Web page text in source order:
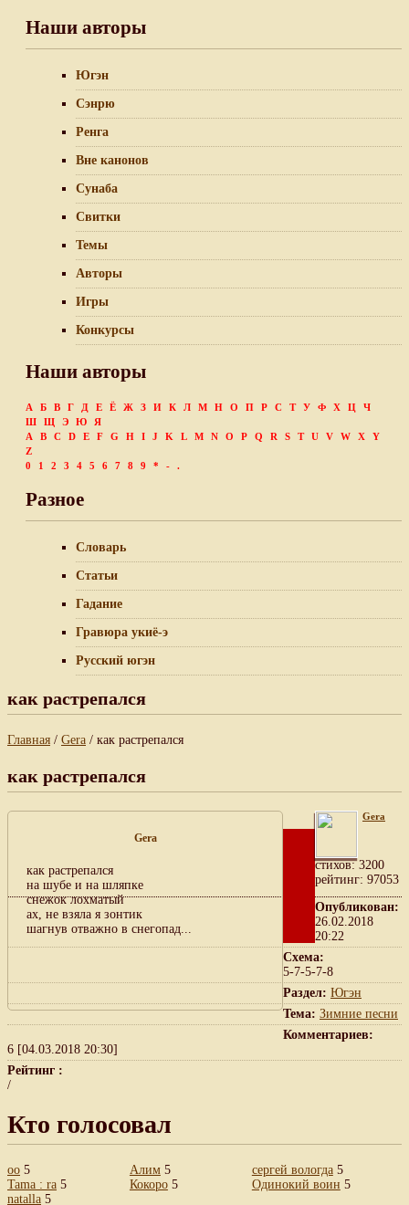
Наши авторы
Югэн
Сэнрю
Ренга
Вне канонов
Сунаба
Свитки
Темы
Авторы
Игры
Конкурсы
Наши авторы
А Б В Г Д Е Ё Ж З И К Л М Н О П Р С Т У Ф Х Ц
Ч
Ш
Щ Э Ю
Я
A
B C D E F G H I J K L M N O P Q R S T U V W X
Y
Z
0
1 2 3 4 5 6 7 8 9 * - .
Разное
Словарь
Статьи
Гадание
Гравюра укиё-э
Русский югэн
как растрепался
Главная / Gera / как растрепался
как растрепался
Gera
как растрепался
на шубе и на шляпке
снежок лохматый
ах, не взяла я зонтик
шагнув отважно в снегопад...
Gera
cтихов: 3200
рейтинг: 97053
Опубликован:
26.02.2018
20:22
Схема:
5-7-5-7-8
Раздел: Югэн
Тема: Зимние песни
Комментариев:
6 [04.03.2018 20:30]
Рейтинг :
/
Кто голосовал
оо 5
Tama : ra 5
Алим5
Кокоро5
сергей вологда5
Одинокий воин 5
natalla 5